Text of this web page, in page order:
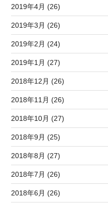
2019年4月 (26)
2019年3月 (26)
2019年2月 (24)
2019年1月 (27)
2018年12月 (26)
2018年11月 (26)
2018年10月 (27)
2018年9月 (25)
2018年8月 (27)
2018年7月 (26)
2018年6月 (26)